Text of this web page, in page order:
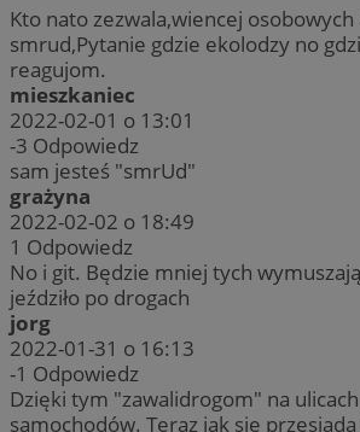
Kto nato zezwala,wiencej
smrud,Pytanie gdzie ekolodzy no
reagujom.
mieszkaniec
2022-02-01 o 13:01
-3 Odpowiedz
sam jesteś "smrUd"
grażyna
2022-02-02 o 18:49
1 Odpowiedz
No i git. Będzie mniej tych
jeździło po drogach
jorg
2022-01-31 o 16:13
-1 Odpowiedz
Dzięki tym "zawalidrogom" na
samochodów. Teraz jak się